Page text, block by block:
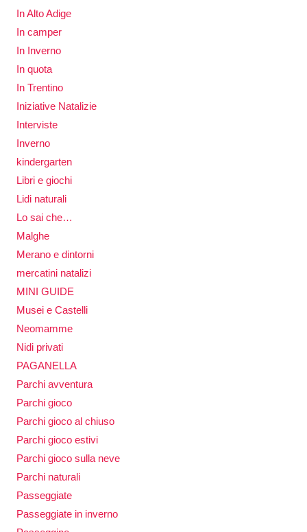
In Alto Adige
In camper
In Inverno
In quota
In Trentino
Iniziative Natalizie
Interviste
Inverno
kindergarten
Libri e giochi
Lidi naturali
Lo sai che…
Malghe
Merano e dintorni
mercatini natalizi
MINI GUIDE
Musei e Castelli
Neomamme
Nidi privati
PAGANELLA
Parchi avventura
Parchi gioco
Parchi gioco al chiuso
Parchi gioco estivi
Parchi gioco sulla neve
Parchi naturali
Passeggiate
Passeggiate in inverno